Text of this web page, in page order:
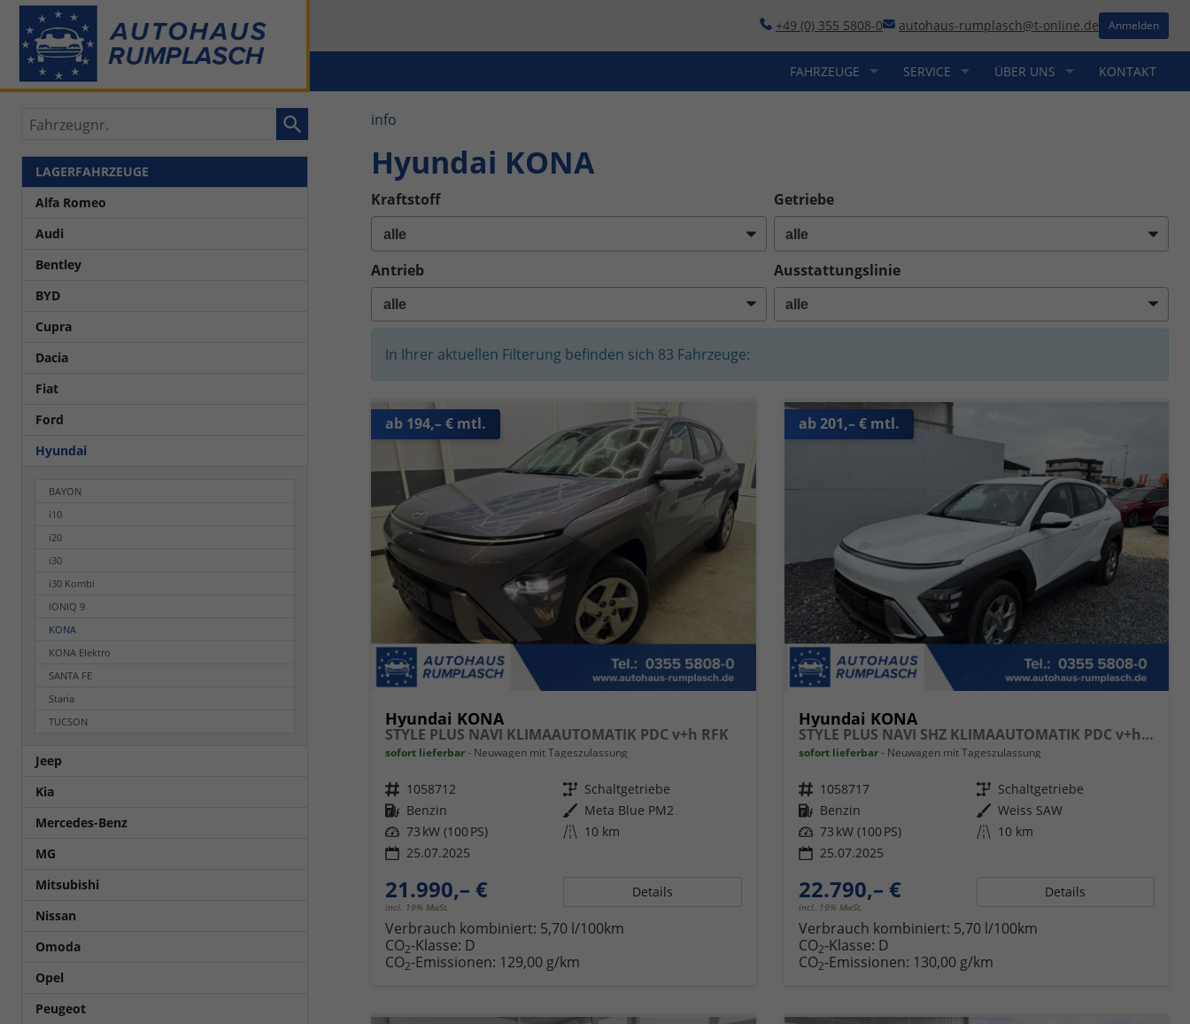
+49 (0) 355 5808-0 autohaus-rumplasch@t-online.de Anmelden
FAHRZEUGE SERVICE ÜBER UNS KONTAKT
info
Hyundai KONA
Kraftstoff Getriebe
Antrieb Ausstattungslinie
In Ihrer aktuellen Filterung befinden sich 83 Fahrzeuge:
ab 194,– € mtl.
Hyundai KONA
STYLE PLUS NAVI KLIMAAUTOMATIK PDC v+h RFK
sofort lieferbar Neuwagen mit Tageszulassung
Fahrzeugnr. 1058712 Getriebe Schaltgetriebe
Kraftstoff Benzin Außenfarbe Meta Blue PM2
Leistung 73 kW (100 PS) Kilometerstand 10 km
25.07.2025
21.990,– €
incl. 19% MwSt.
Details
Verbrauch kombiniert: 5,70 l/100km
CO2-Klasse: D
CO2-Emissionen: 129,00 g/km
ab 201,– € mtl.
Hyundai KONA
STYLE PLUS NAVI SHZ KLIMAAUTOMATIK PDC v+h RFK
sofort lieferbar Neuwagen mit Tageszulassung
Fahrzeugnr. 1058717 Getriebe Schaltgetriebe
Kraftstoff Benzin Außenfarbe Weiss SAW
Leistung 73 kW (100 PS) Kilometerstand 10 km
25.07.2025
22.790,– €
incl. 19% MwSt.
Details
Verbrauch kombiniert: 5,70 l/100km
CO2-Klasse: D
CO2-Emissionen: 130,00 g/km
Fahrzeugnr.
LAGERFAHRZEUGE
Alfa Romeo
Audi
Bentley
BYD
Cupra
Dacia
Fiat
Ford
Hyundai
BAYON
i10
i20
i30
i30 Kombi
IONIQ 9
KONA
KONA Elektro
SANTA FE
Staria
TUCSON
Jeep
Kia
Mercedes-Benz
MG
Mitsubishi
Nissan
Omoda
Opel
Peugeot